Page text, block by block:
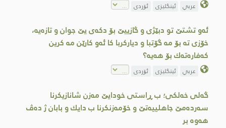
عربي ئینگلیزی ئۆردی
ئه‌و تشتێ تو دبێژی و گازییێ بۆ دكه‌ی یێ جوان و تازه‌یه‌‌،
خۆزی ته‌ بۆ مه‌ گۆتبا و دیاركربا‌ كا ئه‌و كارێن مه‌ كرین
كه‌فاره‌ته‌ك بۆ هه‌یه‌؟
عربي ئینگلیزی ئۆردی
گه‌لی خه‌لكی؛ ب ڕاستی خودایێ مه‌زن شانازیكرنا
سه‌رده‌مێ جاهلییه‌تێ و خۆمه‌زنكرنا ب دایك و بابان ژ ده‌ڤ
هه‌وه‌ بر